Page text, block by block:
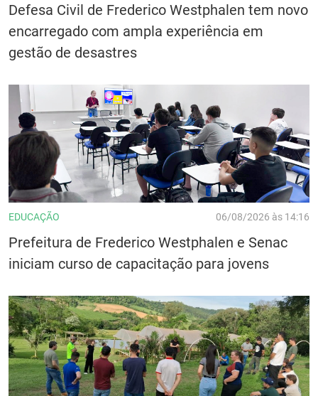
Defesa Civil de Frederico Westphalen tem novo
encarregado com ampla experiência em
gestão de desastres
EDUCAÇÃO 06/08/2026 às 14:16
Prefeitura de Frederico Westphalen e Senac
iniciam curso de capacitação para jovens